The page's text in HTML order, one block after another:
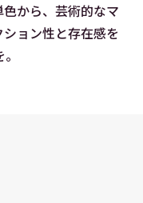
から、芸術的なマ
ョン性と存在感を